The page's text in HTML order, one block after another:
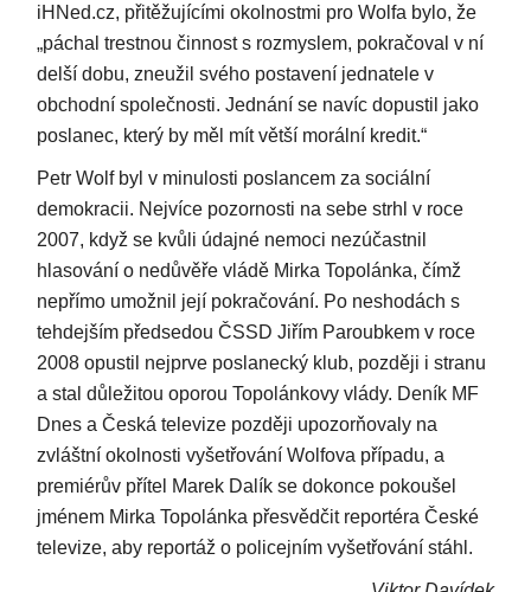
iHNed.cz, přitěžujícími okolnostmi pro Wolfa bylo, že
„páchal trestnou činnost s rozmyslem, pokračoval v ní
delší dobu, zneužil svého postavení jednatele v
obchodní společnosti. Jednání se navíc dopustil jako
poslanec, který by měl mít větší morální kredit.“
Petr Wolf byl v minulosti poslancem za sociální
demokracii. Nejvíce pozornosti na sebe strhl v roce
2007, když se kvůli údajné nemoci nezúčastnil
hlasování o nedůvěře vládě Mirka Topolánka, čímž
nepřímo umožnil její pokračování. Po neshodách s
tehdejším předsedou ČSSD Jiřím Paroubkem v roce
2008 opustil nejprve poslanecký klub, později i stranu
a stal důležitou oporou Topolánkovy vlády. Deník MF
Dnes a Česká televize později upozorňovaly na
zvláštní okolnosti vyšetřování Wolfova případu, a
premiérův přítel Marek Dalík se dokonce pokoušel
jménem Mirka Topolánka přesvědčit reportéra České
televize, aby reportáž o policejním vyšetřování stáhl.